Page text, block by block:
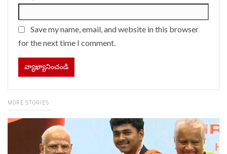
Save my name, email, and website in this browser
for the next time I comment.
MORE STORIES